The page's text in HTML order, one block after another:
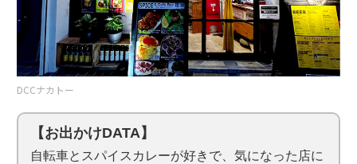
DCCナカトー
【お出かけDATA】
自転車とスパイスカレーが好きで、気になった店に